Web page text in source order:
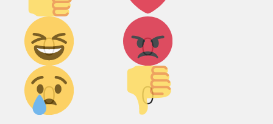
0 0
Дикий
смех!
0
Агрессия!
0
Грусть :(
Палец
вниз!